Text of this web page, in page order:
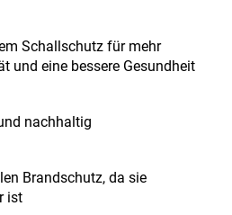
Schallschutz für mehr
und eine bessere Gesundheit
nachhaltig
Brandschutz, da sie
ist